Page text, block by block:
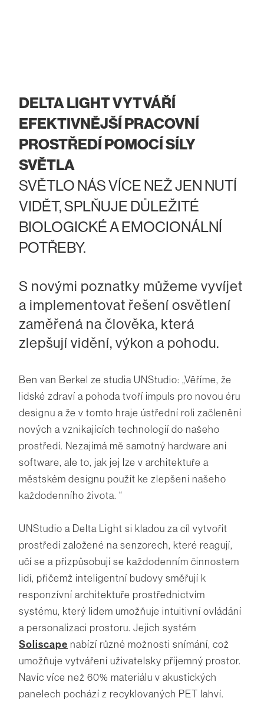
DELTA LIGHT VYTVÁŘÍ
EFEKTIVNĚJŠÍ PRACOVNÍ
PROSTŘEDÍ POMOCÍ SÍLY
SVĚTLA
SVĚTLO NÁS VÍCE NEŽ JEN NUTÍ
VIDĚT, SPLŇUJE DŮLEŽITÉ
BIOLOGICKÉ A EMOCIONÁLNÍ
POTŘEBY.
S novými poznatky můžeme vyvíjet
a implementovat řešení osvětlení
zaměřená na člověka, která
zlepšují vidění, výkon a pohodu.
Ben van Berkel ze studia UNStudio: „Věříme, že
lidské zdraví a pohoda tvoří impuls pro novou éru
designu a že v tomto hraje ústřední roli začlenění
nových a vznikajících technologií do našeho
prostředí. Nezajímá mě samotný hardware ani
software, ale to, jak jej lze v architektuře a
městském designu použít ke zlepšení našeho
každodenního života. “
UNStudio a Delta Light si kladou za cíl vytvořit
prostředí založené na senzorech, které reagují,
učí se a přizpůsobují se každodenním činnostem
lidí, přičemž inteligentní budovy směřují k
responzívní architektuře prostřednictvím
systému, který lidem umožňuje intuitivní ovládání
a personalizaci prostoru. Jejich systém
Soliscape nabízí různé možnosti snímání, což
umožňuje vytváření uživatelsky příjemný prostor.
Navíc více než 60% materiálu v akustických
panelech pochází z recyklovaných PET lahví.